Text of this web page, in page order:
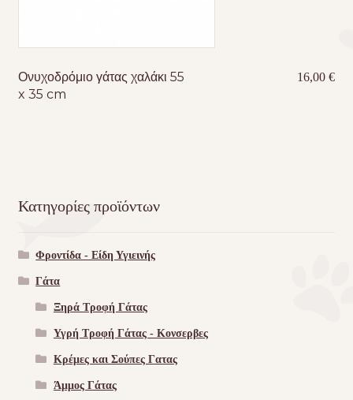
Ονυχοδρόμιο γάτας χαλάκι 55
x 35 cm
16,00€
Κατηγορίες προϊόντων
Φροντίδα - Είδη Υγιεινής
Γάτα
Ξηρά Τροφή Γάτας
Υγρή Τροφή Γάτας - Kονσερβες
Κρέμες και Σούπες Γατας
Άμμος Γάτας